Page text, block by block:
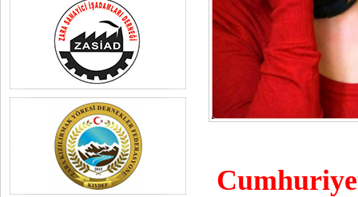
Cumhuriy